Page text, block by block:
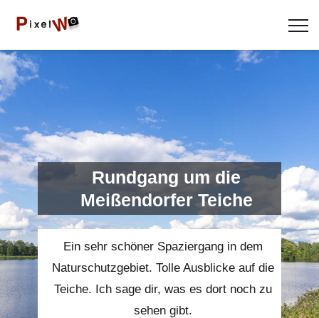
Rundgang um die
Meißendorfer Teiche
Ein sehr schöner Spaziergang in dem
Naturschutzgebiet. Tolle Ausblicke auf die
Teiche. Ich sage dir, was es dort noch zu
sehen gibt.